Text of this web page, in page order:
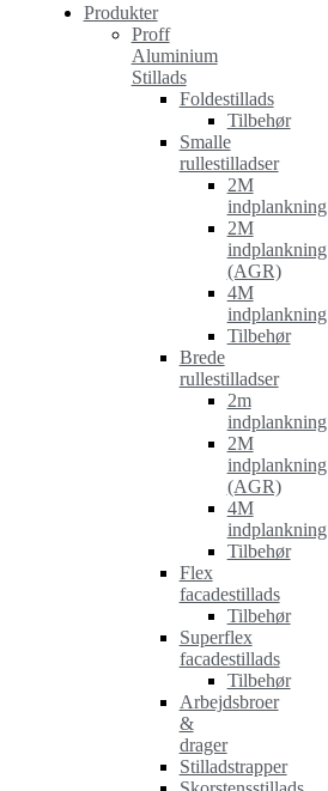
Produkter
Proff
Aluminium
Stillads
Foldestillads
Tilbehør
Smalle
rullestilladser
2M
indplankning
2M
indplankning
(AGR)
4M
indplankning
Tilbehør
Brede
rullestilladser
2m
indplankning
2M
indplankning
(AGR)
4M
indplankning
Tilbehør
Flex
facadestillads
Tilbehør
Superflex
facadestillads
Tilbehør
Arbejdsbroer
&
drager
Stilladstrapper